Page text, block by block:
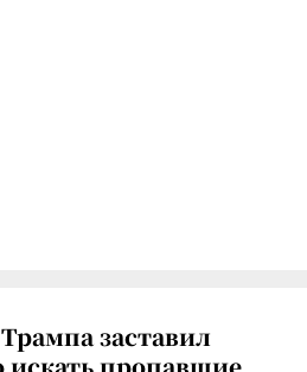
заставил
искать пропавшие